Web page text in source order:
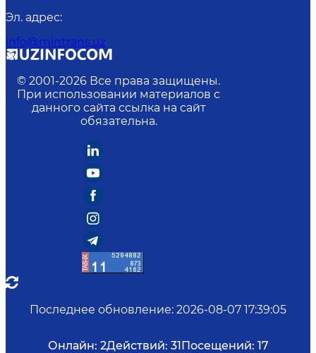
Эл. адрес:
info@mintrans.uz
© 2001-2026 Все права защищены.
При использовании материалов с
данного сайта ссылка на сайт
обязательна.
Последнее обновление: 2026-08-07 17:39:05
Онлайн: 2Действий: 31Посещений: 17